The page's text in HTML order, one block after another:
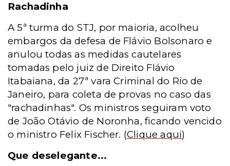
Rachadinha
A 5ª turma do STJ, por maioria, acolheu
embargos da defesa de Flávio Bolsonaro e
anulou todas as medidas cautelares
tomadas pelo juiz de Direito Flávio
Itabaiana, da 27ª vara Criminal do Rio de
Janeiro, para coleta de provas no caso das
"rachadinhas". Os ministros seguiram voto
de João Otávio de Noronha, ficando vencido
o ministro Felix Fischer. (Clique aqui)
Que deselegante...